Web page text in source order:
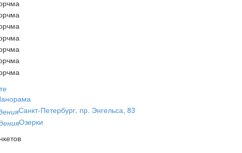
Санкт-Петербург, пр. Энгельса, 83
Озерки